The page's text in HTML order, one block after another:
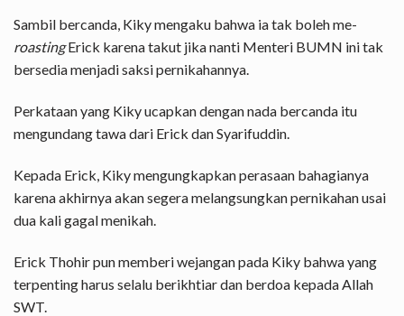
Sambil bercanda, Kiky mengaku bahwa ia tak boleh me-
roastingErick karena takut jika nanti Menteri BUMN ini tak
bersedia menjadi saksi pernikahannya.
Perkataan yang Kiky ucapkan dengan nada bercanda itu
mengundang tawa dari Erick dan Syarifuddin.
Kepada Erick, Kiky mengungkapkan perasaan bahagianya
karena akhirnya akan segera melangsungkan pernikahan usai
dua kali gagal menikah.
Erick Thohir pun memberi wejangan pada Kiky bahwa yang
terpenting harus selalu berikhtiar dan berdoa kepada Allah
SWT.